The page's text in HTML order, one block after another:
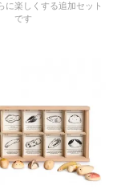
に楽しくする追加セット
です